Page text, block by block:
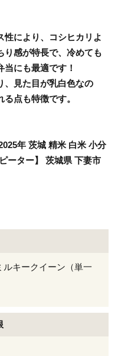
性により、コシヒカリよ
り感が特長で、冷めても
にも最適です！
、見た目が乳白色なの
点も特徴です。
年 茨城 精米 白米 小分
ーター】 茨城県 下妻市
ルキークイーン（単一